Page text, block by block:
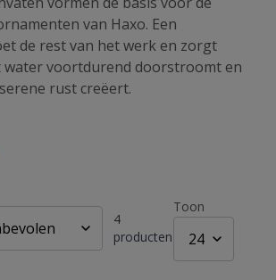
van Haxo. Een
de rest van het werk en zorgt
water voortdurend doorstroomt en
rust creëert.
4
producten
Toon